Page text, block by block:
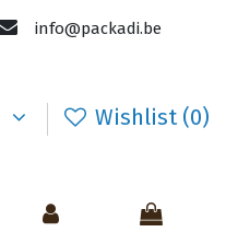
info@packadi.be
Wishlist (0)